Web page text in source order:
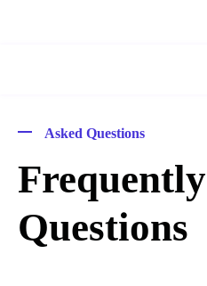
Asked Questions
Questions